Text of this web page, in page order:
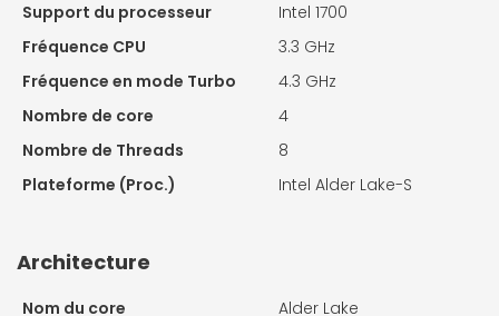
Support du processeur
Intel 1700
Fréquence CPU
3.3 GHz
Fréquence en mode Turbo
4.3 GHz
Nombre de core
4
Nombre de Threads
8
Plateforme (Proc.)
Intel Alder Lake-S
Architecture
Nom du core
Alder Lake